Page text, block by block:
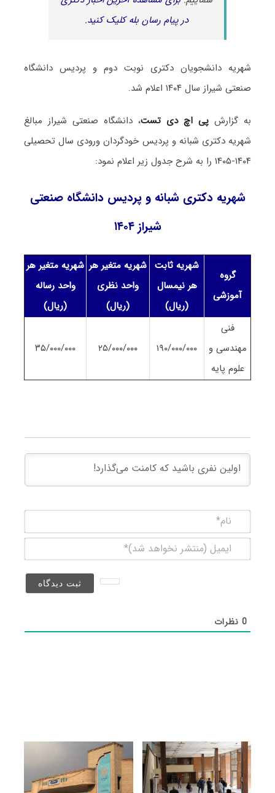
در پیام رسان بله کلیک کنید.
شهریه دانشجویان دکتری نوبت دوم و پردیس دانشگاه
صنعتی شیراز سال ۱۴۰۴ اعلام شد.
به گزارش پی اچ دی تست، دانشگاه صنعتی شیراز مبالغ
شهریه دکتری شبانه و پردیس خودگردان ورودی سال تحصیلی
۱۴۰۴-۱۴۰۵ را به شرح جدول زیر اعلام نمود:
شهریه دکتری شبانه و پردیس دانشگاه صنعتی
شیراز ۱۴۰۴
گروه
آموزشی
شهریه ثابت
هر نیمسال
(ریال)
شهریه متغیر هر
واحد نظری
(ریال)
شهریه متغیر هر
واحد رساله
(ریال)
فنی
مهندسی و
علوم پایه
۱۹۰/۰۰۰/۰۰۰ ۲۵/۰۰۰/۰۰۰ ۳۵/۰۰۰/۰۰۰
(منتشر
0نظرات